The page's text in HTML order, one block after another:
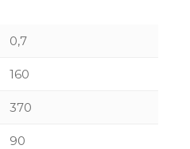
0,7
160
370
90